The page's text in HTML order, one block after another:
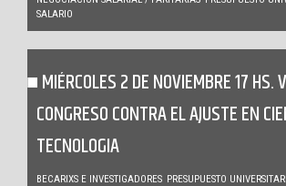
SALARIO
MIÉRCOLES 2 DE NOVIEMBRE 17 HS.
CONGRESO CONTRA EL AJUSTE EN
TECNOLOGIA
BECARIXS E INVESTIGADORES PRESUPUESTO